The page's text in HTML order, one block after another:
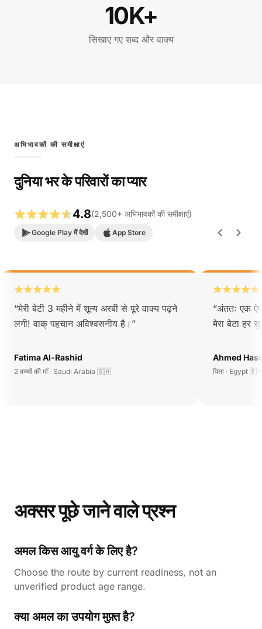
10K+
सिखाए गए शब्द और वाक्य
अभिभावकों की समीक्षाएं
दुनिया भर के परिवारों का प्यार
4.8(2,500+ अभिभावकों की समीक्षाएं)
Google Play में देखें App Store
“मेरी बेटी 3 महीने में शून्य अरबी से पूरे वाक्य पढ़ने
लगी! वाक् पहचान अविश्वसनीय है। ”
Fatima Al-Rashid
2 बच्चों की माँ · Saudi Arabia 🇸🇦
“अंततः एक
मेरा बेटा हर
Ahmed
पिता · Egypt
अक्सर पूछे जाने वाले प्रश्न
अमल किस आयु वर्ग के लिए है?
Choose the route by current readiness, not an
unverified product age range.
क्या अमल का उपयोग मुफ़्त है?